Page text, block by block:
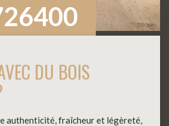
DU BOIS
authenticité, fraîcheur et légèreté,